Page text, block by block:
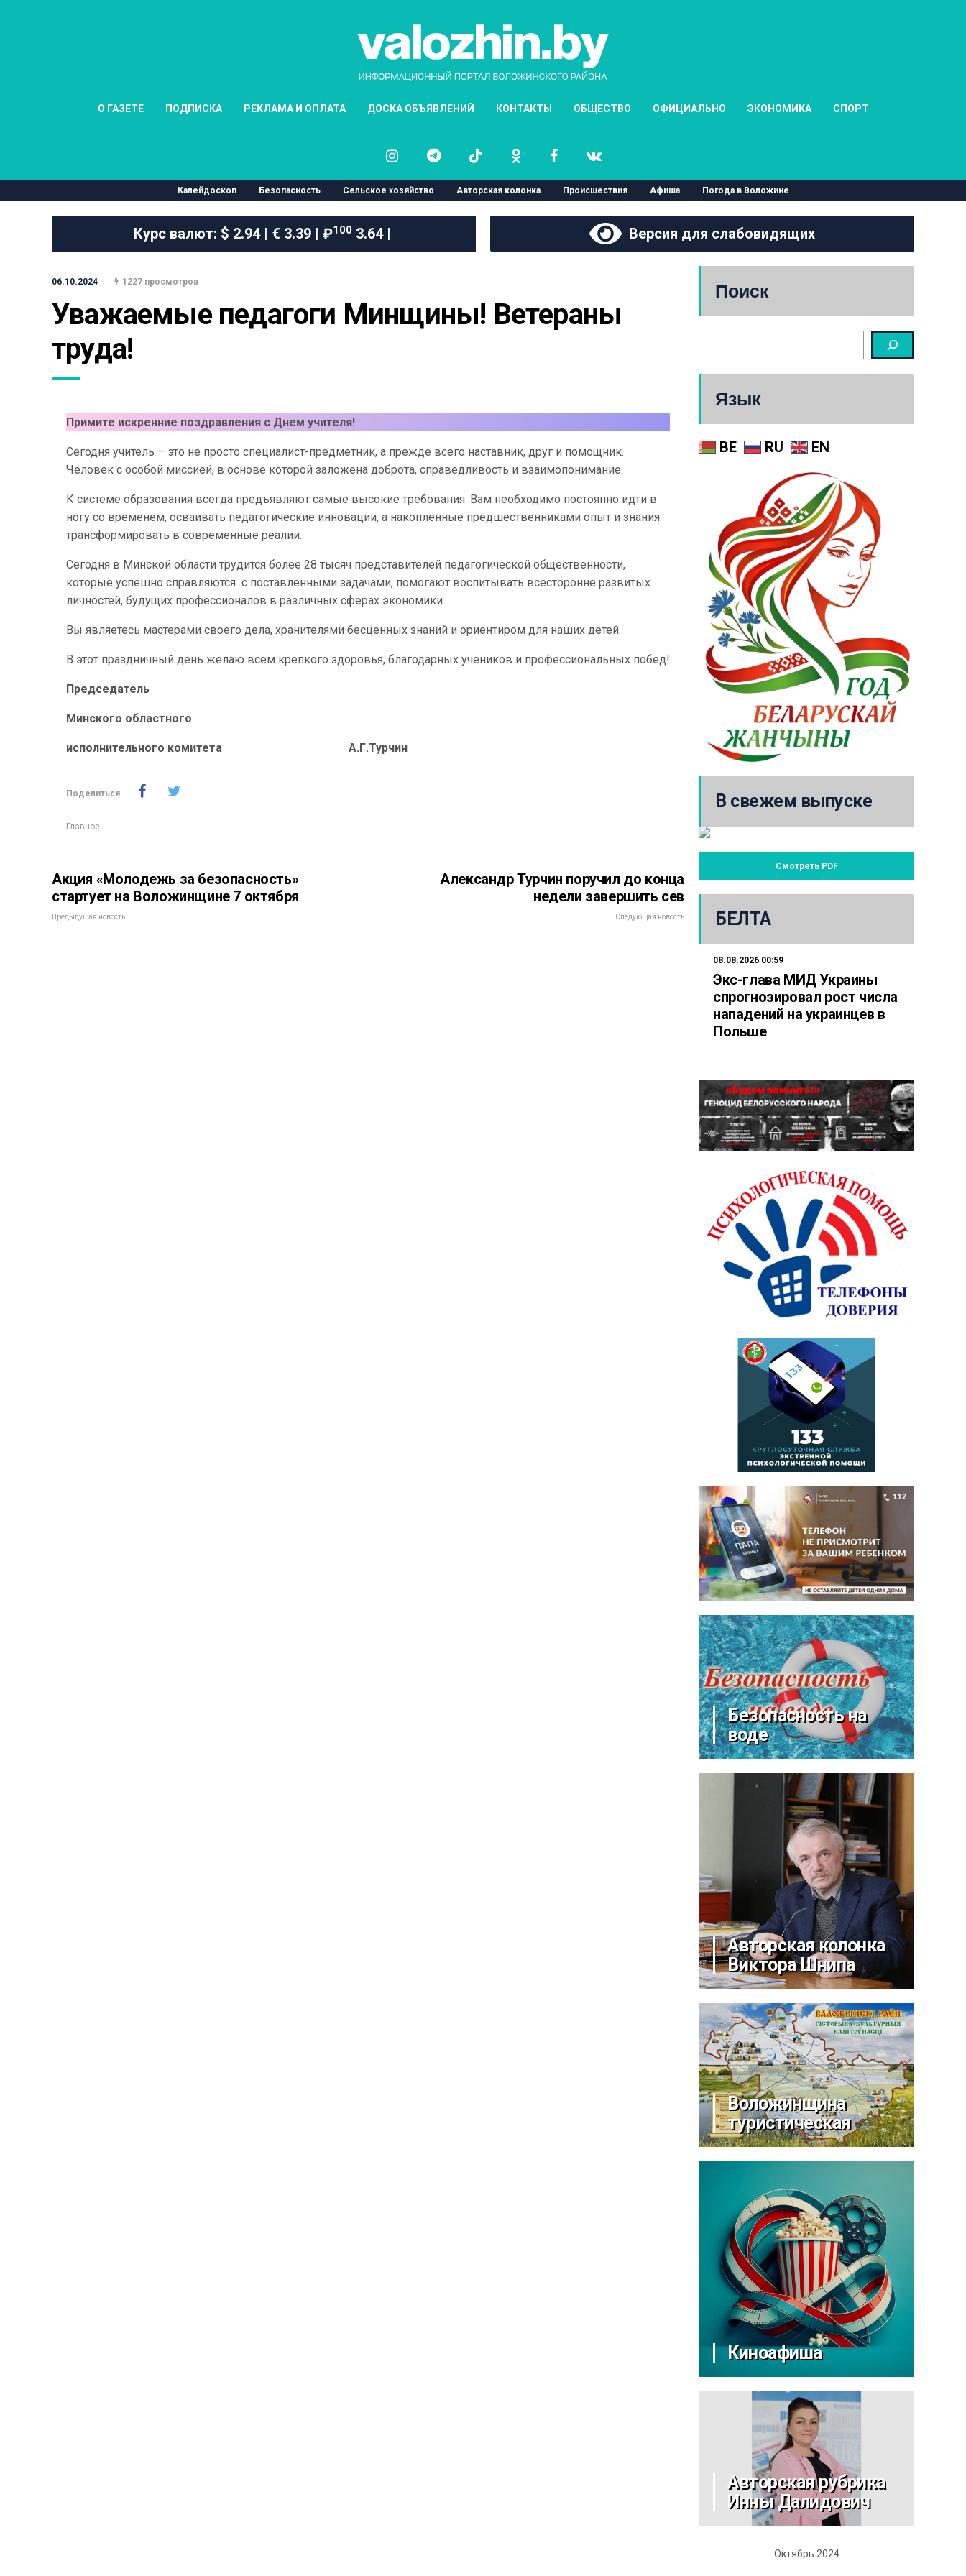
О ГАЗЕТЕ ПОДПИСКА РЕКЛАМА И ОПЛАТА ДОСКА ОБЪЯВЛЕНИЙ КОНТАКТЫ ОБЩЕСТВО ОФИЦИАЛЬНО ЭКОНОМИКА СПОРТ
Калейдоскоп Безопасность Сельское хозяйство Авторская колонка Происшествия Афиша Погода в Воложине
Курс валют: $ 2.94 | € 3.39 | ₽1003.64 | Версия для слабовидящих
06.10.2024 1227 просмотров
Уважаемые педагоги Минщины! Ветераны
труда!
Примите искренние поздравления с Днем учителя!
Сегодня учитель – это не просто специалист-предметник, а прежде всего наставник, друг и помощник.
Человек с особой миссией, в основе которой заложена доброта, справедливость и взаимопонимание.
К системе образования всегда предъявляют самые высокие требования. Вам необходимо постоянно идти в
ногу со временем, осваивать педагогические инновации, а накопленные предшественниками опыт и знания
трансформировать в современные реалии.
Сегодня в Минской области трудится более 28 тысяч представителей педагогической общественности,
которые успешно справляются с поставленными задачами, помогают воспитывать всесторонне развитых
личностей, будущих профессионалов в различных сферах экономики.
Вы являетесь мастерами своего дела, хранителями бесценных знаний и ориентиром для наших детей.
В этот праздничный день желаю всем крепкого здоровья, благодарных учеников и профессиональных побед!
Председатель
Минского областного
исполнительного комитета А.Г.Турчин
Поделиться
Главное
Акция «Молодежь за безопасность»
стартует на Воложинщине 7 октября
Предыдущая новость
Александр Турчин поручил до конца
недели завершить сев
Следующая новость
Поиск
Язык
BE RU EN
В свежем выпуске
Смотреть PDF
БЕЛТА
08.08.2026 00:59
Экс-глава МИД Украины
спрогнозировал рост числа
нападений на украинцев в
Польше
Безопасность на
воде
Авторская колонка
Виктора Шнипа
Воложинщина
туристическая
Киноафиша
Авторская рубрика
Инны Далидович
Октябрь 2024